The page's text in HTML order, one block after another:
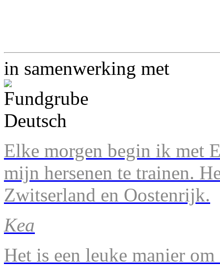
in samenwerking met
Elke morgen begin ik met
mijn hersenen te trainen.
Zwitserland en Oostenrijk.
Kea
Het is een leuke manier